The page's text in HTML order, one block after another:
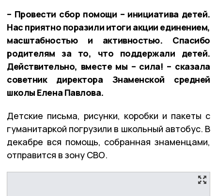
– Провести сбор помощи – инициатива детей.
Нас приятно поразили итоги акции единением,
масштабностью и активностью. Спасибо
родителям за то, что поддержали детей.
Действительно, вместе мы – сила! – сказала
советник директора Знаменской средней
школы Елена Павлова.
Детские письма, рисунки, коробки и пакеты с
гуманитаркой погрузили в школьный автобус. В
декабре вся помощь, собранная знаменцами,
отправится в зону СВО.